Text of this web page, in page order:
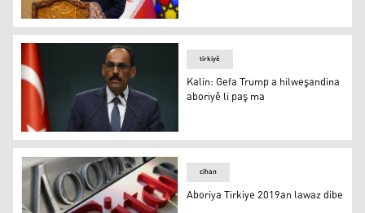
Îran: Em di pêvajoyek dijwar de ne
Kalin: Gefa Trump a hilweşandina aboriyê li paş ma
tirkiyê
Kalin: Gefa Trump a hilweşandina
aboriyê li paş ma
cihan
Aboriya Tirkiye 2019an lawaz dibe